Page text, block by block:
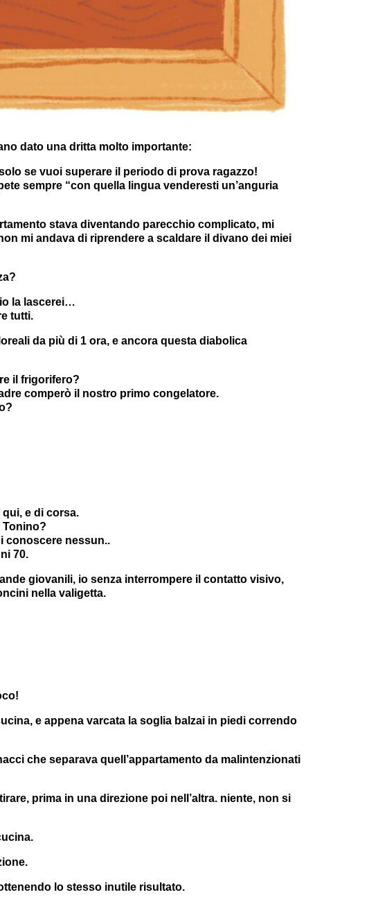
dato una dritta molto importante:
se vuoi superare il periodo di prova ragazzo!
sempre “con quella lingua venderesti un’anguria
stava diventando parecchio complicato, mi
mi andava di riprendere a scaldare il divano dei miei
la lascerei…
tutti.
da più di 1 ora, e ancora questa diabolica
il frigorifero?
comperò il nostro primo congelatore.
e di corsa.
Tonino?
conoscere nessun..
70.
giovanili, io senza interrompere il contatto visivo,
nella valigetta.
e appena varcata la soglia balzai in piedi correndo
che separava quell’appartamento da malintenzionati
prima in una direzione poi nell’altra. niente, non si
lo stesso inutile risultato.